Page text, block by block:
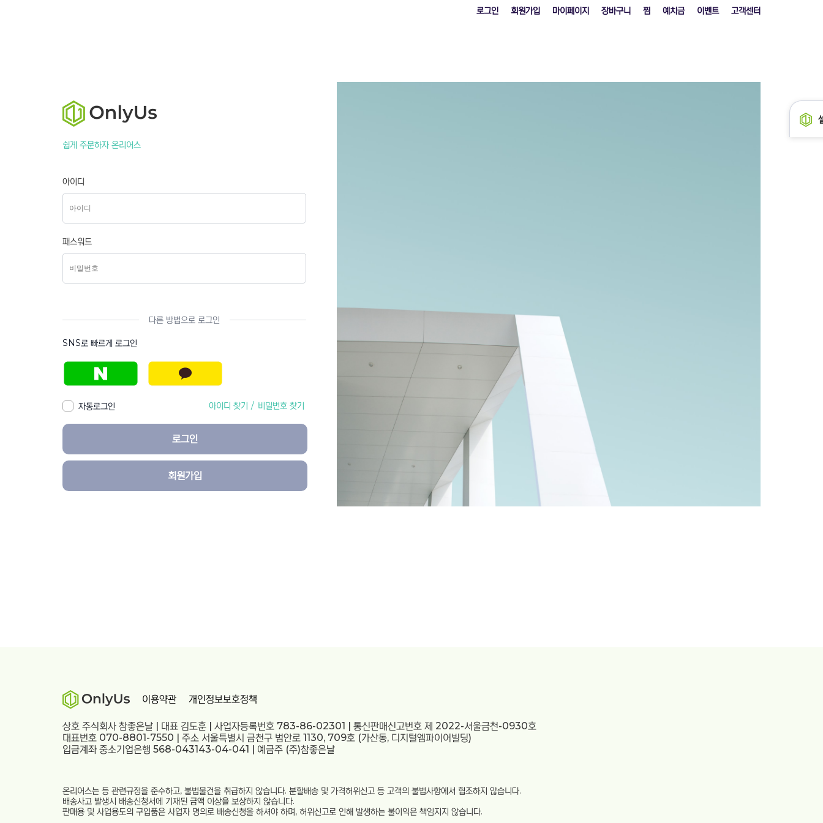
로그인 회원가입 마이페이지 장바구니 찜 예치금 이벤트 고객센터
쉽게 주문하자 온리어스
아이디
패스워드
다른 방법으로 로그인
SNS로 빠르게 로그인
자동로그인 아이디 찾기 / 비밀번호 찾기
로그인
회원가입
이용약관 개인정보보호정책
상호 주식회사 참좋은날 | 대표 김도훈 | 사업자등록번호 783-86-02301 | 통신판매신고번호 제 2022-서울금천-0930호
대표번호 070-8801-7550 | 주소 서울특별시 금천구 범안로 1130, 709호 (가산동, 디지털엠파이어빌딩)
입금계좌 중소기업은행 568-043143-04-041 | 예금주 (주)참좋은날
온리어스는 등 관련규정을 준수하고, 불법물건을 취급하지 않습니다. 분할배송 및 가격허위신고 등 고객의 불법사항에서 협조하지 않습니다.
배송사고 발생시 배송신청서에 기재된 금액 이상을 보상하지 않습니다.
판매용 및 사업용도의 구입품은 사업자 명의로 배송신청을 하셔야 하며, 허위신고로 인해 발생하는 불이익은 책임지지 않습니다.